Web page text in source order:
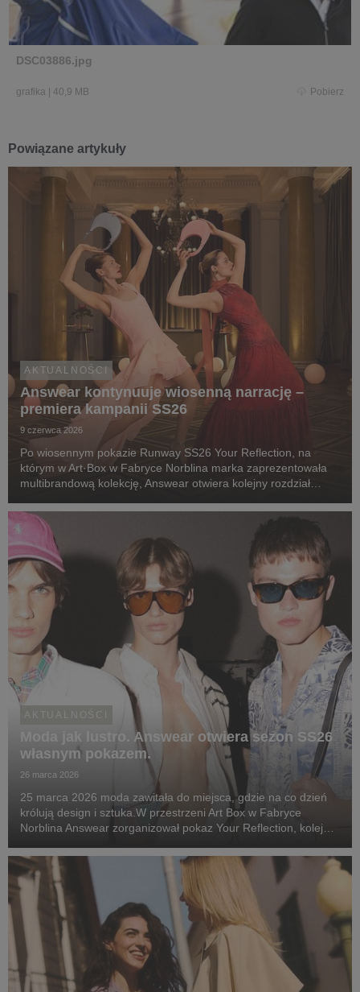
DSC03886.jpg
grafika 40,9 MB Pobierz
Powiązane artykuły
AKTUALNOŚCI
Answear kontynuuje wiosenną narrację –
premiera kampanii SS26
9 czerwca 2026
Po wiosennym pokazie Runway SS26 Your Reflection, na
którym w Art·Box w Fabryce Norblina marka zaprezentowała
multibrandową kolekcję, Answear otwiera kolejny rozdział
których ubrania nie tyle towarzyszą bohaterom, c...
AKTUALNOŚCI
Moda jak lustro. Answear otwiera sezon SS26
własnym pokazem.
26 marca 2026
25 marca 2026 moda zawitała do miejsca, gdzie na co dzień
królują design i sztuka.W przestrzeni Art Box w Fabryce
Norblina Answear zorganizował pokaz Your Reflection, kolejny
sezonu wiosna-lato 2026. Nie be...